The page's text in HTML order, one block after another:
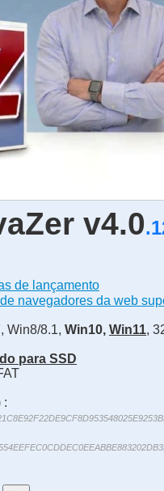
v4.0
de lançamento
navegadores da web
Win8/8.1, Win10, Win11,
para SSD
: